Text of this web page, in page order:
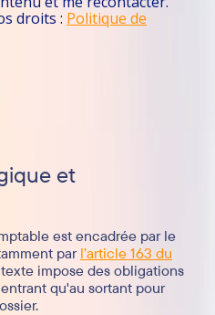
et
est encadrée par le
par l’article 163 du
impose des obligations
qu'au sortant pour